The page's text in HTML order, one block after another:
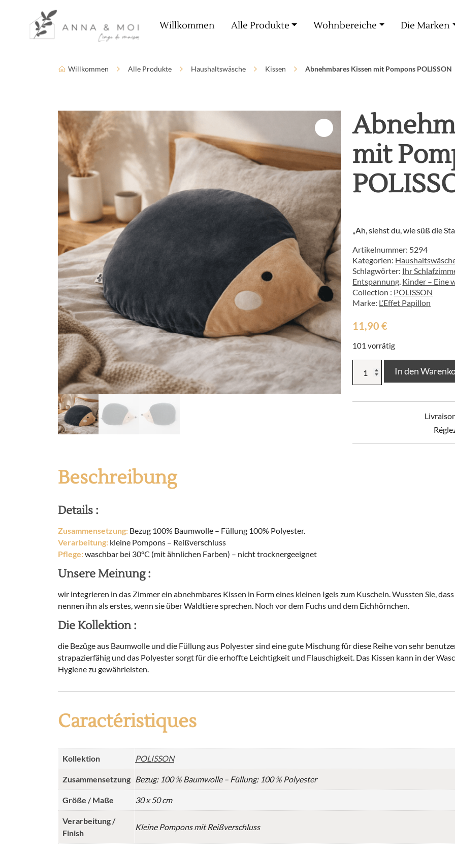
Zugänglichkeitsparameter
Willkommen Alle Produkte Wohnbereiche Die Marken
Willkommen Alle Produkte Haushaltswäsche Kissen Abnehmbares Kissen mit Pompons POLISSON
mit
„Ah, siehst du, wie süß die
Artikelnummer: 5294
Kategorien:
Schlagwörter: Ihr
Entspannung, Kinder – Eine
Collection : POLISSON
Marke: L’Effet Papillon
11,90€
101 vorrätig
Kissen
mit
In den
Beschreibung
Details :
Zusammensetzung: Bezug 100% Baumwolle – Füllung 100% Polyester.
Verarbeitung: kleine Pompons – Reißverschluss
Pflege:waschbar bei 30°C (mit ähnlichen Farben) – nicht trocknergeeignet
Unsere Meinung :
wir integrieren in das Zimmer ein abnehmbares Kissen in Form eines kleinen Igels zum Kuscheln. Wussten Sie,
nennen ihn als erstes, wenn sie über Waldtiere sprechen. Noch vor dem Fuchs und dem Eichhörnchen.
Die Kollektion :
die Bezüge aus Baumwolle und die Füllung aus Polyester sind eine gute Mischung für diese Reihe von sehr
strapazierfähig und das Polyester sorgt für die erhoffte Leichtigkeit und Flauschigkeit. Das Kissen kann in der
Hygiene zu gewährleisten.
Caractéristiques
Kollektion POLISSON
Zusammensetzung Bezug: 100 % Baumwolle – Füllung: 100 % Polyester
Größe / Maße 30 x 50 cm
Verarbeitung /
Finish
Kleine Pompons mit Reißverschluss